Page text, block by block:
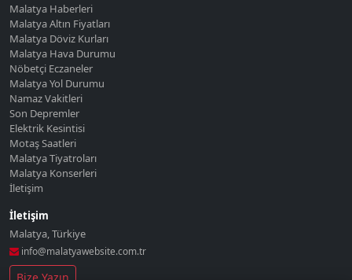
Malatya Haberleri
Malatya Altın Fiyatları
Malatya Döviz Kurları
Malatya Hava Durumu
Nöbetçi Eczaneler
Malatya Yol Durumu
Namaz Vakitleri
Son Depremler
Elektrik Kesintisi
Motaş Saatleri
Malatya Tiyatroları
Malatya Konserleri
İletişim
İletişim
Malatya,Türkiye
info@malatyawebsite.com.tr
Bize Yazın